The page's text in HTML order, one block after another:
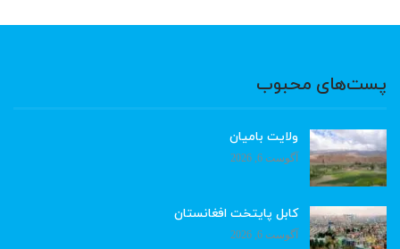
پست‌های محبوب
ولایت بامیان
آگوست 6, 2026
کابل پایتخت افغانستان
آگوست 6, 2026